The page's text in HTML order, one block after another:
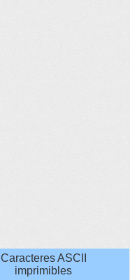
Caracteres ASCII
imprimibles